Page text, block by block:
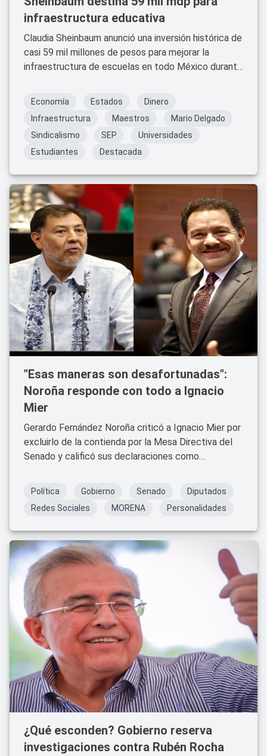
infraestructura educativa
Claudia Sheinbaum anunció una inversión histórica de
casi 59 mil millones de pesos para mejorar la
infraestructura de escuelas en todo México durante
Economía Estados
Dinero
Infraestructura
Maestros
Mario Delgado
Sindicalismo
SEP
Universidades
Estudiantes
Destacada
"Esas maneras son desafortunadas":
Noroña responde con todo a Ignacio
Mier
Gerardo Fernández Noroña criticó a Ignacio Mier por
excluirlo de la contienda por la Mesa Directiva del
Senado y calificó sus declaraciones como
Política Gobierno Senado
Diputados
Redes Sociales
MORENA Personalidades
¿Qué esconden? Gobierno reserva
investigaciones contra Rubén Rocha